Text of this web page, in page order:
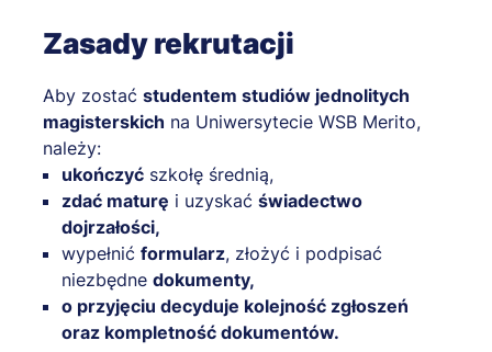
Zasady rekrutacji
Aby zostać studentem studiów jednolitych
magisterskich na Uniwersytecie WSB Merito,
należy:
ukończyć szkołę średnią,
zdać maturę i uzyskać świadectwo
dojrzałości,
wypełnić formularz, złożyć i podpisać
niezbędne dokumenty,
o przyjęciu decyduje kolejność zgłoszeń
oraz kompletność dokumentów.